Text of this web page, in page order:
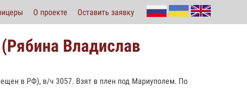
О проекте Оставить заявку
Владислав
в РФ), в/ч 3057. Взят в плен под Мариуполем. По